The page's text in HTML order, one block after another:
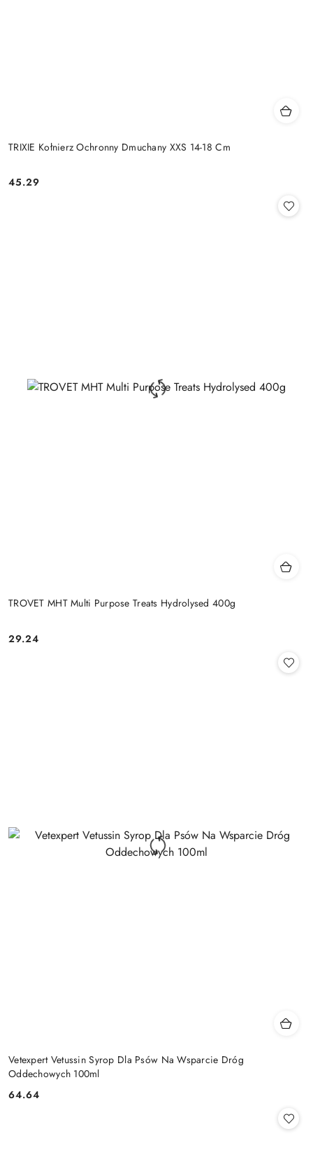
TRIXIE Kołnierz Ochronny Dmuchany XXS 14-18 Cm
Cena:
45.29
TROVET MHT Multi Purpose Treats Hydrolysed 400g
Cena:
29.24
Vetexpert Vetussin Syrop Dla Psów Na Wsparcie Dróg
Oddechowych 100ml
Cena:
64.64